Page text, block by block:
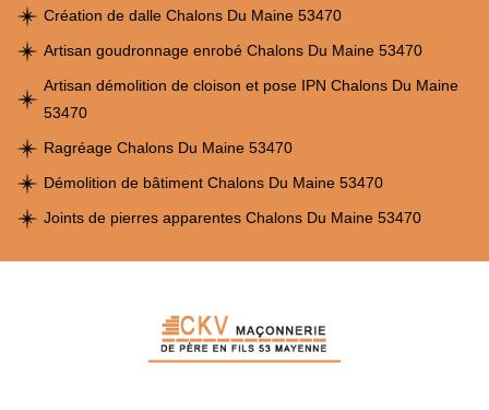
Création de dalle Chalons Du Maine 53470
Artisan goudronnage enrobé Chalons Du Maine 53470
Artisan démolition de cloison et pose IPN Chalons Du Maine
53470
Ragréage Chalons Du Maine 53470
Démolition de bâtiment Chalons Du Maine 53470
Joints de pierres apparentes Chalons Du Maine 53470